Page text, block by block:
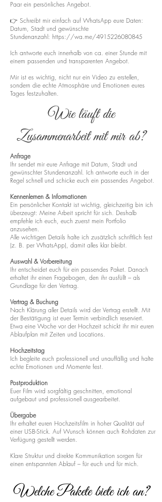
Paar ein persönliches Angebot.
👉 Schreibt mir einfach auf WhatsApp eure Daten:
Datum, Stadt und gewünschte
Stundenanzahl: https://wa.me/4915226080845
Ich antworte euch innerhalb von ca. einer Stunde mit
einem passenden und transparenten Angebot.
Mir ist es wichtig, nicht nur ein Video zu erstellen,
sondern die echte Atmosphäre und Emotionen eures
Tages festzuhalten.
Wie läuft die
Zusammenarbeit mit mir ab?
Anfrage
Ihr sendet mir eure Anfrage mit Datum, Stadt und
gewünschter Stundenanzahl. Ich antworte euch in der
Regel schnell und schicke euch ein passendes Angebot.
Kennenlernen & Informationen
Ein persönlicher Kontakt ist wichtig, gleichzeitig bin ich
überzeugt: Meine Arbeit spricht für sich. Deshalb
empfehle ich euch, euch zuerst mein Portfolio
anzusehen.
Alle wichtigen Details halte ich zusätzlich schriftlich fest
(z. B. per WhatsApp), damit alles klar bleibt.
Auswahl & Vorbereitung
Ihr entscheidet euch für ein passendes Paket. Danach
erhaltet ihr einen Fragebogen, den ihr ausfüllt – als
Grundlage für den Vertrag.
Vertrag & Buchung
Nach Klärung aller Details wird der Vertrag erstellt. Mit
der Bestätigung ist euer Termin verbindlich reserviert.
Etwa eine Woche vor der Hochzeit schickt ihr mir euren
Ablaufplan mit Zeiten und Locations.
Hochzeitstag
Ich begleite euch professionell und unauffällig und halte
echte Emotionen und Momente fest.
Postproduktion
Euer Film wird sorgfältig geschnitten, emotional
aufgebaut und professionell ausgearbeitet.
Übergabe
Ihr erhaltet euren Hochzeitsfilm in hoher Qualität auf
einer USB-Stick. Auf Wunsch können auch Rohdaten zur
Verfügung gestellt werden.
Klare Struktur und direkte Kommunikation sorgen für
einen entspannten Ablauf – für euch und für mich.
Welche Pakete biete ich an?